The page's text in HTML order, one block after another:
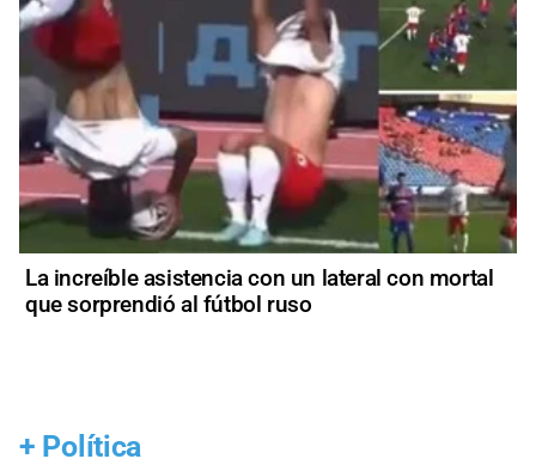
La increíble asistencia con un lateral con mortal
que sorprendió al fútbol ruso
+ Política